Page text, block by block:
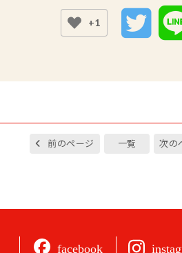
+1
前のページ 一覧 次の
facebook